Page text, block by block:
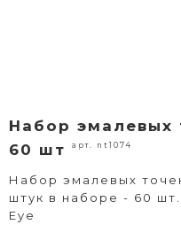
Набор эмалевых
60 шт
арт. nt1074
Набор эмалевых
штук в наборе - 60
Eye